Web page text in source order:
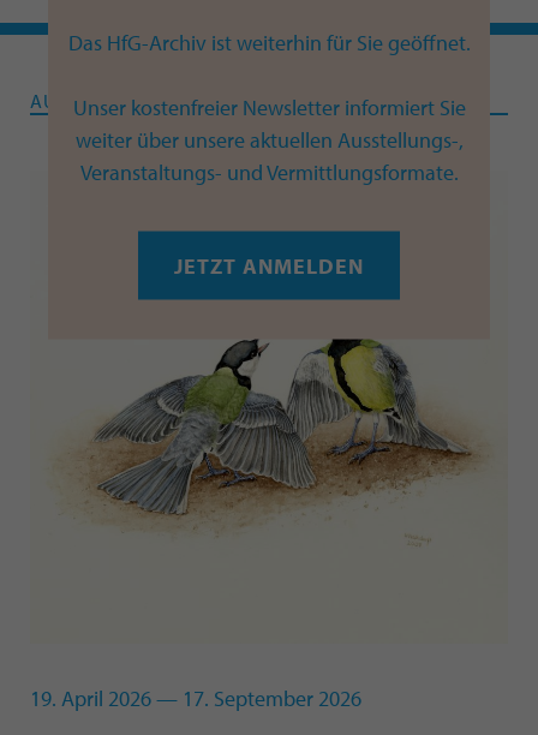
AUSSTELLUNG
19. April 2026 — 17. September 2026
Das HfG-Archiv ist weiterhin für Sie geöffnet.
Unser kostenfreier Newsletter informiert Sie
weiter über unsere aktuellen Ausstellungs-,
Veranstaltungs- und Vermittlungsformate.
JETZT ANMELDEN